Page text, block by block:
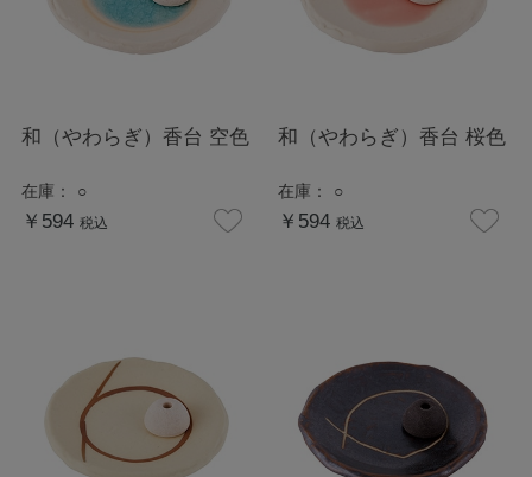
和（やわらぎ）香台 空色
在庫： ○
￥594 税込
和（やわらぎ）香台 桜色
在庫： ○
￥594 税込